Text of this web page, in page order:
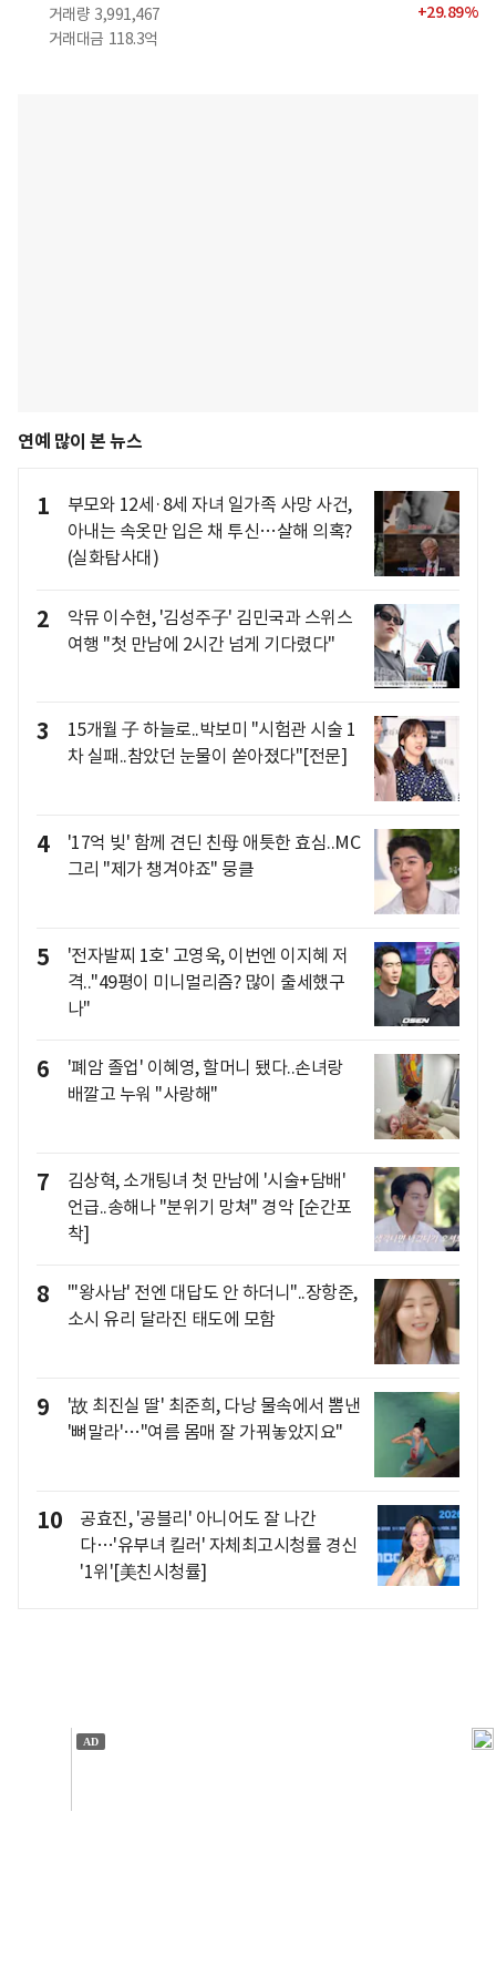
거래량 3,991,467
거래대금 118.3억
+29.89%
연예 많이 본 뉴스
1
부모와 12세·8세 자녀 일가족 사망 사건,
아내는 속옷만 입은 채 투신…살해 의혹?
(실화탐사대)
2
악뮤 이수현, '김성주子' 김민국과 스위스
여행 "첫 만남에 2시간 넘게 기다렸다"
3
15개월 子 하늘로..박보미 "시험관 시술 1
차 실패..참았던 눈물이 쏟아졌다"[전문]
4
'17억 빚' 함께 견딘 친母 애틋한 효심..MC
그리 "제가 챙겨야죠" 뭉클
5
'전자발찌 1호' 고영욱, 이번엔 이지혜 저
격.."49평이 미니멀리즘? 많이 출세했구
나"
6
'폐암 졸업' 이혜영, 할머니 됐다..손녀랑
배깔고 누워 "사랑해"
7
김상혁, 소개팅녀 첫 만남에 '시술+담배'
언급..송해나 "분위기 망쳐" 경악 [순간포
착]
8
"'왕사남' 전엔 대답도 안 하더니"..장항준,
소시 유리 달라진 태도에 모함
9
'故 최진실 딸' 최준희, 다낭 물속에서 뽐낸
'뼈말라'…"여름 몸매 잘 가꿔놓았지요"
10
공효진, '공블리' 아니어도 잘 나간
다…'유부녀 킬러' 자체최고시청률 경신
'1위'[美친시청률]